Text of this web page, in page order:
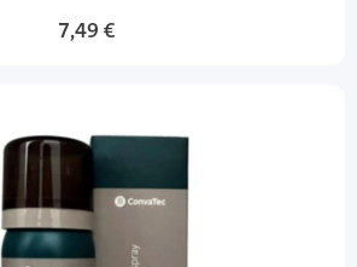
7,49 €